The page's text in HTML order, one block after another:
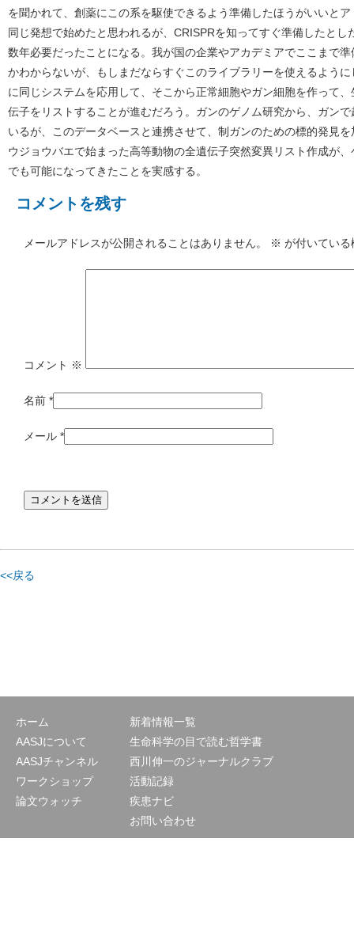
を聞かれて、創薬にこの系を駆使できるよう準備したほうがいいと
同じ発想で始めたと思われるが、CRISPRを知ってすぐ準備したと
数年必要だったことになる。我が国の企業やアカデミアでここまで
かわからないが、もしまだならすぐこのライブラリーを使えるよう
に同じシステムを応用して、そこから正常細胞やガン細胞を作って
伝子をリストすることが進むだろう。ガンのゲノム研究から、ガン
いるが、このデータベースと連携させて、制ガンのための標的発見
ウジョウバエで始まった高等動物の全遺伝子突然変異リスト作成が
でも可能になってきたことを実感する。
コメントを残す
メールアドレスが公開されることはありません。 ※ が付いてい
コメント ※
名前 *
メール *
<<戻る
ホーム
AASJについて
AASJチャンネル
ワークショップ
論文ウォッチ
新着情報一覧
生命科学の目で読む哲学書
西川伸一のジャーナルクラブ
活動記録
疾患ナビ
お問い合わせ